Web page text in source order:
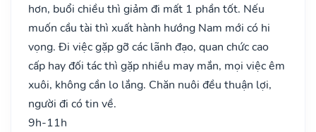
hơn, buổi chiều thì giảm đi mất 1 phần tốt. Nếu
muốn cầu tài thì xuất hành hướng Nam mới có hi
vọng. Đi việc gặp gỡ các lãnh đạo, quan chức cao
cấp hay đối tác thì gặp nhiều may mắn, mọi việc êm
xuôi, không cần lo lắng. Chăn nuôi đều thuận lợi,
người đi có tin về.
9h-11h